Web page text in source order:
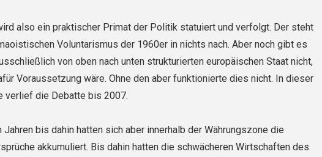
also ein praktischer Primat der Politik statuiert und verfolgt. Der steht
Voluntarismus der 1960er in nichts nach. Aber noch gibt es
von oben nach unten strukturierten europäischen Staat nicht,
Voraussetzung wäre. Ohne den aber funktionierte dies nicht. In dieser
verlief die Debatte bis 2007.
Jahren bis dahin hatten sich aber innerhalb der Währungszone die
akku­muliert. Bis dahin hatten die schwächeren Wirtschaften des